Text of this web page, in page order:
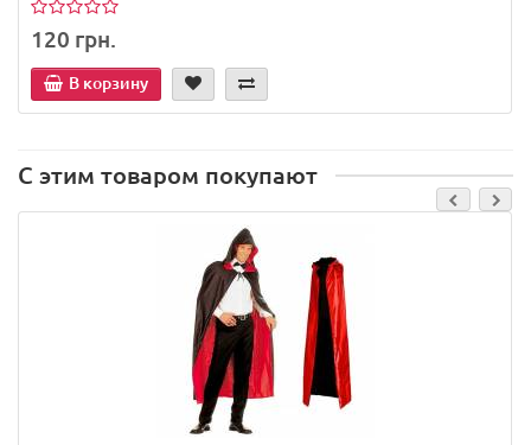
120 грн.
В корзину
С этим товаром покупают